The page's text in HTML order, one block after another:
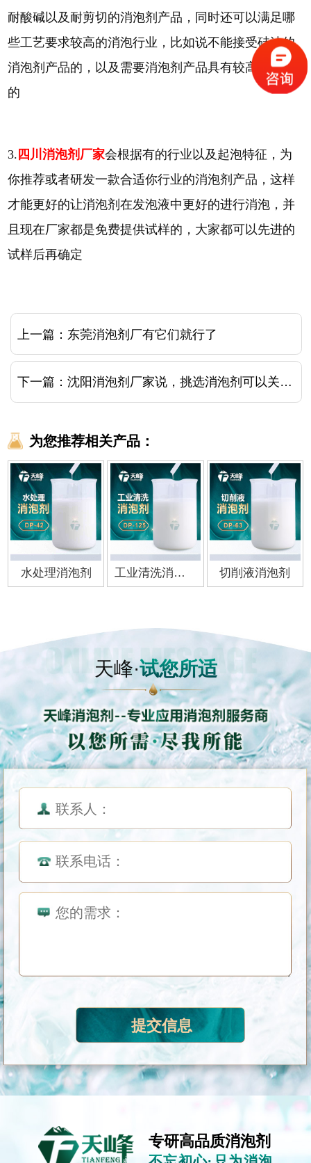
耐酸碱以及耐剪切的消泡剂产品，同时还可以满足哪
些工艺要求较高的消泡行业，比如说不能接受硅油的
消泡剂产品的，以及需要消泡剂产品具有较高透明度
的
3. 四川消泡剂厂家会根据有的行业以及起泡特征，为
你推荐或者研发一款合适你行业的消泡剂产品，这样
才能更好的让消泡剂在发泡液中更好的进行消泡，并
且现在厂家都是免费提供试样的，大家都可以先进的
试样后再确定
上一篇： 东莞消泡剂厂有它们就行了
下一篇： 沈阳消泡剂厂家说，挑选消泡剂可以关注这几点
为您推荐相关产品：
水处理消泡剂 工业清洗消泡剂 切削液消泡剂
天峰·试您所适
专研高品质消泡剂